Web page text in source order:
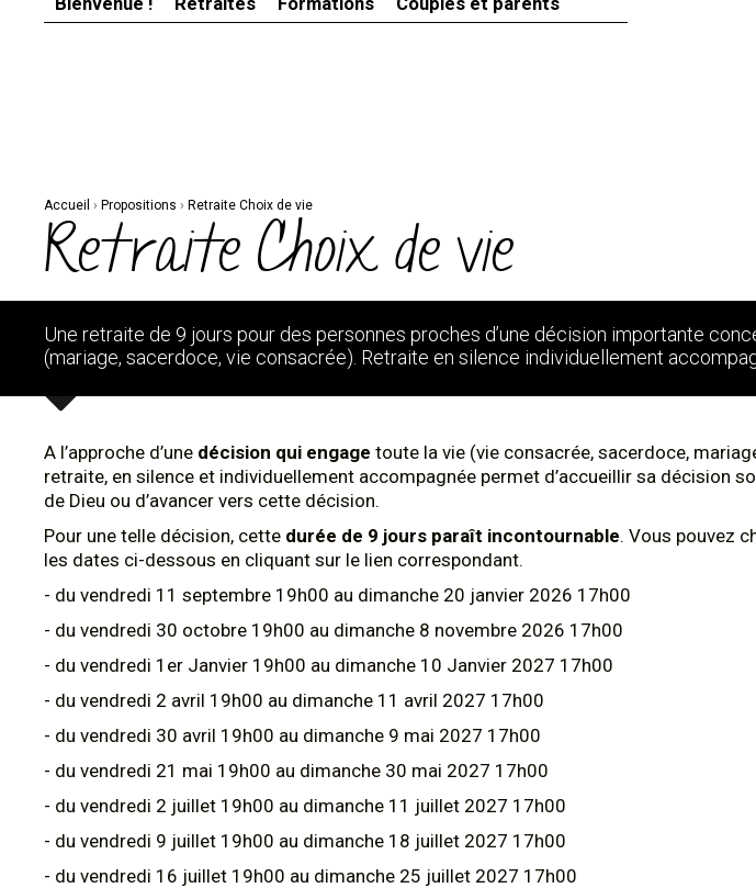
Accueil › Propositions › Retraite Choix de vie
Retraite Choix de vie
Une retraite de 9 jours pour des personnes proches d’une décision importante
(mariage, sacerdoce, vie consacrée). Retraite en silence individuellement
A l’approche d’une décision qui engage toute la vie (vie consacrée, sacerdoce,
retraite, en silence et individuellement accompagnée permet d’accueillir sa décision
de Dieu ou d’avancer vers cette décision.
Pour une telle décision, cette durée de 9 jours paraît incontournable. Vous pouvez
les dates ci-dessous en cliquant sur le lien correspondant.
- du vendredi 11 septembre 19h00 au dimanche 20 janvier 2026 17h00
- du vendredi 30 octobre 19h00 au dimanche 8 novembre 2026 17h00
- du vendredi 1er Janvier 19h00 au dimanche 10 Janvier 2027 17h00
- du vendredi 2 avril 19h00 au dimanche 11 avril 2027 17h00
- du vendredi 30 avril 19h00 au dimanche 9 mai 2027 17h00
- du vendredi 21 mai 19h00 au dimanche 30 mai 2027 17h00
- du vendredi 2 juillet 19h00 au dimanche 11 juillet 2027 17h00
- du vendredi 9 juillet 19h00 au dimanche 18 juillet 2027 17h00
- du vendredi 16 juillet 19h00 au dimanche 25 juillet 2027 17h00